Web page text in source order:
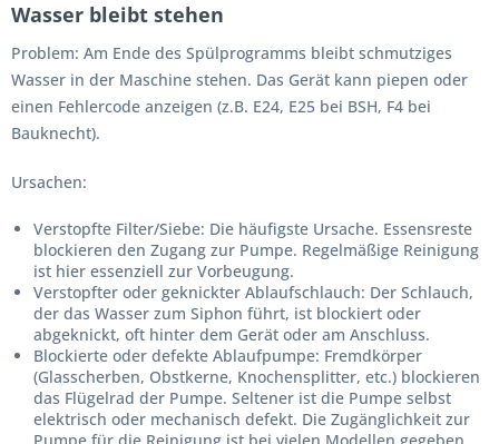
Wasser bleibt stehen
Problem: Am Ende des Spülprogramms bleibt schmutziges
Wasser in der Maschine stehen. Das Gerät kann piepen oder
einen Fehlercode anzeigen (z.B. E24, E25 bei BSH, F4 bei
Bauknecht).
Ursachen:
Verstopfte Filter/Siebe: Die häufigste Ursache. Essensreste
blockieren den Zugang zur Pumpe. Regelmäßige Reinigung
ist hier essenziell zur Vorbeugung.
Verstopfter oder geknickter Ablaufschlauch: Der Schlauch,
der das Wasser zum Siphon führt, ist blockiert oder
abgeknickt, oft hinter dem Gerät oder am Anschluss.
Blockierte oder defekte Ablaufpumpe: Fremdkörper
(Glasscherben, Obstkerne, Knochensplitter, etc.) blockieren
das Flügelrad der Pumpe. Seltener ist die Pumpe selbst
elektrisch oder mechanisch defekt. Die Zugänglichkeit zur